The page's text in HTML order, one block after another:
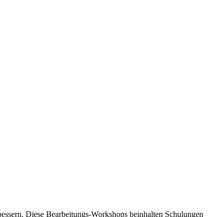
Diese Bearbeitungs-Workshops beinhalten Schulungen